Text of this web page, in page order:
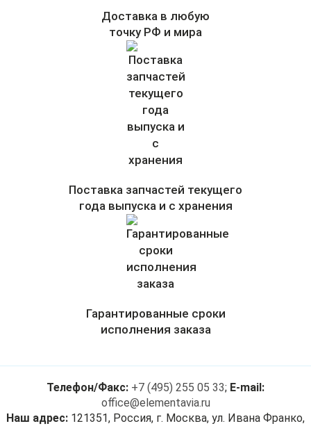
Доставка в любую
точку РФ и мира
Поставка запчастей текущего
года выпуска и с хранения
Гарантированные сроки
исполнения заказа
Телефон/Факс: +7 (495) 255 05 33; E-mail:
office@elementavia.ru
Наш адрес: 121351, Россия, г. Москва, ул. Ивана Франко,